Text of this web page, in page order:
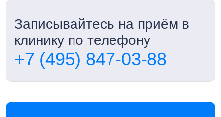
Записывайтесь на приём в
клинику по телефону
+7 (495) 847-03-88